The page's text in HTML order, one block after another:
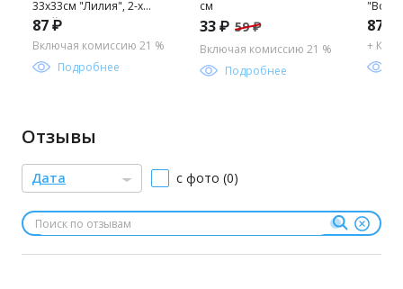
33х33см "Лилия", 2-х
слойные, 20 штук в
упаковке, "Фрейм"
(Россия)
87 ₽
Включая комиссию 21 %
Подробнее
см
33 ₽ 59 ₽
Включая комиссию 21 %
Подробнее
штук
87
+
Отзывы
Дата с фото (0)